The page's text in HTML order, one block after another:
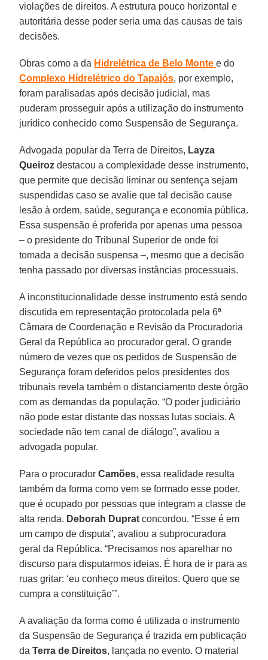
violações de direitos. A estrutura pouco horizontal e
autoritária desse poder seria uma das causas de tais
decisões.
Obras como a da Hidrelétrica de Belo Monte e do
Complexo Hidrelétrico do Tapajós, por exemplo,
foram paralisadas após decisão judicial, mas
puderam prosseguir após a utilização do instrumento
jurídico conhecido como Suspensão de Segurança.
Advogada popular da Terra de Direitos, Layza
Queiroz destacou a complexidade desse instrumento,
que permite que decisão liminar ou sentença sejam
suspendidas caso se avalie que tal decisão cause
lesão à ordem, saúde, segurança e economia pública.
Essa suspensão é proferida por apenas uma pessoa
– o presidente do Tribunal Superior de onde foi
tomada a decisão suspensa –, mesmo que a decisão
tenha passado por diversas instâncias processuais.
A inconstitucionalidade desse instrumento está sendo
discutida em representação protocolada pela 6ª
Câmara de Coordenação e Revisão da Procuradoria
Geral da República ao procurador geral. O grande
número de vezes que os pedidos de Suspensão de
Segurança foram deferidos pelos presidentes dos
tribunais revela também o distanciamento deste órgão
com as demandas da população. “O poder judiciário
não pode estar distante das nossas lutas sociais. A
sociedade não tem canal de diálogo”, avaliou a
advogada popular.
Para o procuradorCamões, essa realidade resulta
também da forma como vem se formado esse poder,
que é ocupado por pessoas que integram a classe de
alta renda. Deborah Duprat concordou. “Esse é em
um campo de disputa”, avaliou a subprocuradora
geral da República. “Precisamos nos aparelhar no
discurso para disputarmos ideias. É hora de ir para as
ruas gritar: ‘eu conheço meus direitos. Quero que se
cumpra a constituição’”.
A avaliação da forma como é utilizada o instrumento
da Suspensão de Segurança é trazida em publicação
daTerra de Direitos, lançada no evento. O material